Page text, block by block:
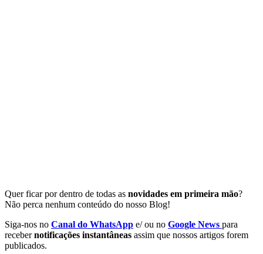
Quer ficar por dentro de todas as novidades em primeira mão?
Não perca nenhum conteúdo do nosso Blog!
Siga-nos no Canal do WhatsApp e/ ou no Google News para
recebernotificações instantâneas assim que nossos artigos forem
publicados.